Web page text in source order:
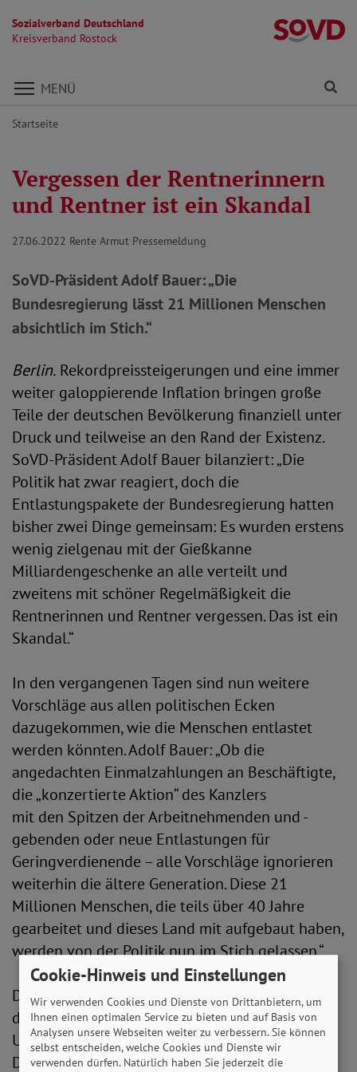
Sozialverband Deutschland
Kreisverband Rostock
Direkt zu den Inhalten springen
MENÜ
Startseite
Vergessen der Rentnerinnern
und Rentner ist ein Skandal
27.06.2022 Rente Armut Pressemeldung
SoVD-Präsident Adolf Bauer: „Die
Bundesregierung lässt 21 Millionen Menschen
absichtlich im Stich.“
Berlin. Rekordpreissteigerungen und eine immer
weiter galoppierende Inflation bringen große
Teile der deutschen Bevölkerung finanziell unter
Druck und teilweise an den Rand der Existenz.
SoVD-Präsident Adolf Bauer bilanziert: „Die
Politik hat zwar reagiert, doch die
Entlastungspakete der Bundesregierung hatten
bisher zwei Dinge gemeinsam: Es wurden erstens
wenig zielgenau mit der Gießkanne
Milliardengeschenke an alle verteilt und
zweitens mit schöner Regelmäßigkeit die
Rentnerinnen und Rentner vergessen. Das ist ein
Skandal.“
In den vergangenen Tagen sind nun weitere
Vorschläge aus allen politischen Ecken
dazugekommen, wie die Menschen entlastet
werden könnten. Adolf Bauer: „Ob die
angedachten Einmalzahlungen an Beschäftigte,
die „konzertierte Aktion“ des Kanzlers
mit den Spitzen der Arbeitnehmenden und -
gebenden oder neue Entlastungen für
Geringverdienende – alle Vorschläge ignorieren
weiterhin die ältere Generation. Diese 21
Millionen Menschen, die teils über 40 Jahre
gearbeitet und dieses Land mit aufgebaut haben,
werden von der Politik nun im Stich gelassen.“
Die bisherigen Maßnahmen gehen deutlich an
dem vorbei, was mehrfach in
Untersuchungen - wie beispielsweise auch vom
Deutschen Institut für Wirtschaftsforschung
Cookie-Hinweis und Einstellungen
Wir verwenden Cookies und Dienste von Drittanbietern, um
Ihnen einen optimalen Service zu bieten und auf Basis von
Analysen unsere Webseiten weiter zu verbessern. Sie können
selbst entscheiden, welche Cookies und Dienste wir
verwenden dürfen. Natürlich haben Sie jederzeit die